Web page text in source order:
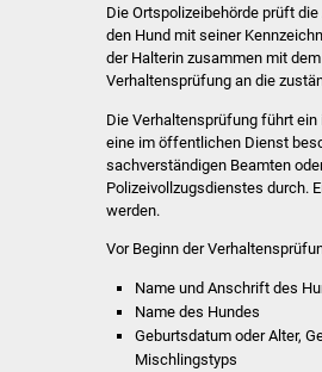
Die Ortspolizeibehörde prüft
den Hund mit seiner
der Halterin zusammen mit
Verhaltensprüfung an die
Die Verhaltensprüfung führt
eine im öffentlichen Dienst
sachverständigen Beamten
Polizeivollzugsdienstes durch.
werden.
Vor Beginn der
Name und Anschrift des
Name des Hundes
Geburtsdatum oder Alter,
Mischlingstyps